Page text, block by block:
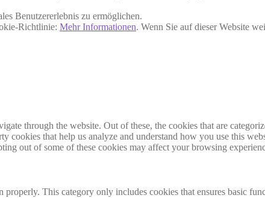
Benutzererlebnis zu ermöglichen.
Richtlinie: Mehr Informationen. Wenn Sie auf dieser Website
through the website. Out of these, the cookies that are
cookies that help us analyze and understand how you use this
out of some of these cookies may affect your browsing
This category only includes cookies that ensures basic